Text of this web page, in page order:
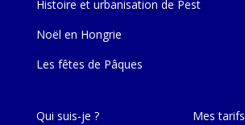
Histoire et urbanisation de Pest
Noël en Hongrie
Les fêtes de Pâques
Qui suis-je ?
Mes tarifs